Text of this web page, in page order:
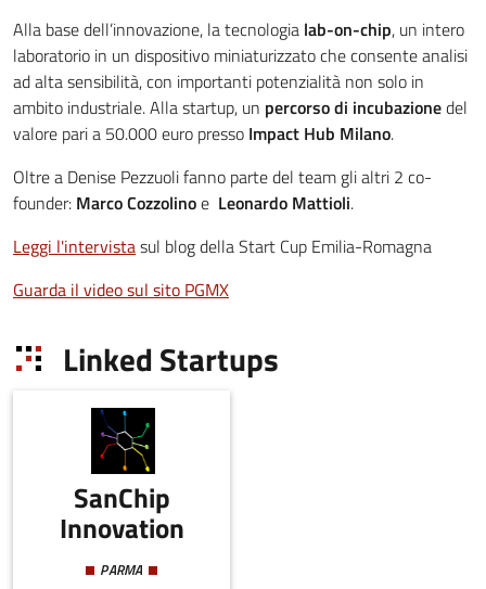
Alla base dell’innovazione, la tecnologia lab-on-chip, un intero
laboratorio in un dispositivo miniaturizzato che consente analisi
ad alta sensibilità, con importanti potenzialità non solo in
ambito industriale. Alla startup, un percorso di incubazionedel
valore pari a 50.000 euro presso Impact Hub Milano.
Oltre a Denise Pezzuoli fanno parte del team gli altri 2 co-
founder: Marco Cozzolinoe Leonardo Mattioli.
Leggi l'intervistasul blog della Start Cup Emilia-Romagna
Guarda il video sul sito PGMX
Linked Startups
SanChip
Innovation
PARMA